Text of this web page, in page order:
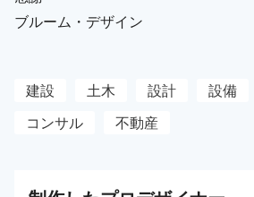
ブルーム・デザイン
建設 土木 設計 設備
コンサル
不動産